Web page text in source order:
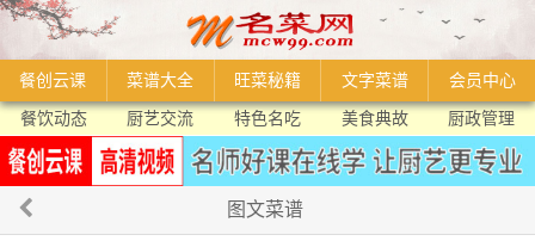
餐创云课 菜谱大全 旺菜秘籍 文字菜谱
会员中心
餐饮动态
厨艺交流 特色名吃 美食典故 厨政管理
图文菜谱